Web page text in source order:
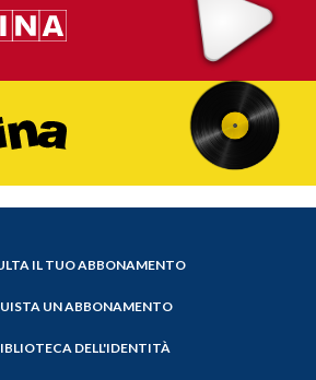
IL TUO ABBONAMENTO
UN ABBONAMENTO
DELL'IDENTITÀ